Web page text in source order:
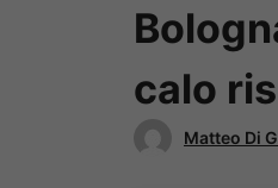
calo
Matteo Di